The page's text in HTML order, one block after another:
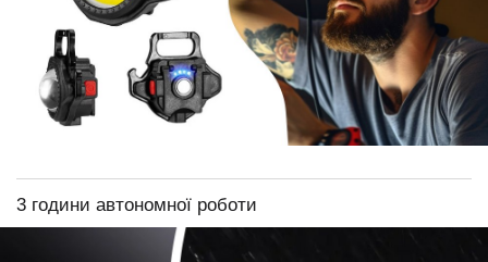
3 години автономної роботи